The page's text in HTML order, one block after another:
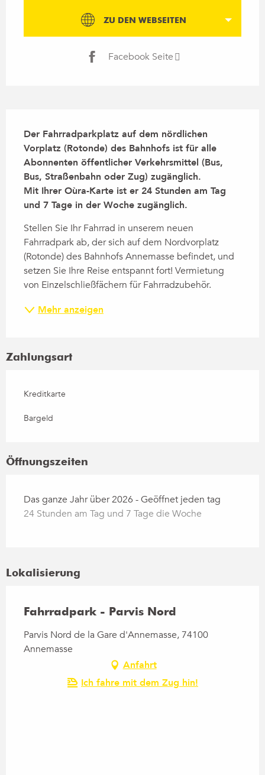
ZU DEN WEBSEITEN
Facebook Seite
Der Fahrradparkplatz auf dem nördlichen
Vorplatz (Rotonde) des Bahnhofs ist für alle
Abonnenten öffentlicher Verkehrsmittel (Bus,
Bus, Straßenbahn oder Zug) zugänglich.
Mit Ihrer Oùra-Karte ist er 24 Stunden am Tag
und 7 Tage in der Woche zugänglich.
Stellen Sie Ihr Fahrrad in unserem neuen
Fahrradpark ab, der sich auf dem Nordvorplatz
(Rotonde) des Bahnhofs Annemasse befindet, und
setzen Sie Ihre Reise entspannt fort! Vermietung
von Einzelschließfächern für Fahrradzubehör.
Mehr anzeigen
Zahlungsart
Kreditkarte
Bargeld
Öffnungszeiten
Das ganze Jahr über 2026 - Geöffnet jeden tag
24 Stunden am Tag und 7 Tage die Woche
Lokalisierung
Fahrradpark - Parvis Nord
Parvis Nord de la Gare d'Annemasse, 74100
Annemasse
Anfahrt
Ich fahre mit dem Zug hin!